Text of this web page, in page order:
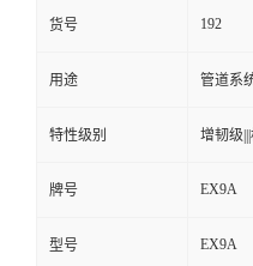
货号 192
用途 管道系
特性级别 增韧级
牌号 EX9A
型号 EX9A